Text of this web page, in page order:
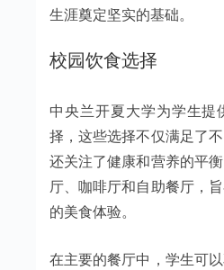
生涯奠定坚实的基础。
校园饮食选择
中央兰开夏大学为学生提
择，这些选择不仅满足了
还关注了健康和营养的平
厅、咖啡厅和自助餐厅，
的美食体验。
在主要的餐厅中，学生可